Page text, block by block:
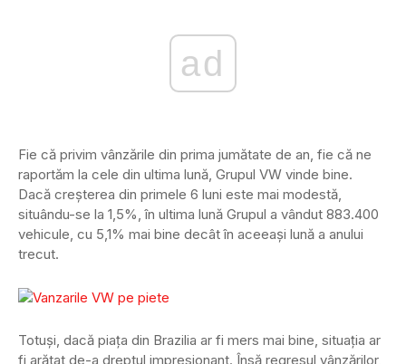
ad
Fie că privim vânzările din prima jumătate de an, fie că ne
raportăm la cele din ultima lună, Grupul VW vinde bine.
Dacă creșterea din primele 6 luni este mai modestă,
situându-se la 1,5%, în ultima lună Grupul a vândut 883.400
vehicule, cu 5,1% mai bine decât în aceeași lună a anului
trecut.
Totuși, dacă piața din Brazilia ar fi mers mai bine, situația ar
fi arătat de-a dreptul impresionant. Însă regresul vânzărilor,